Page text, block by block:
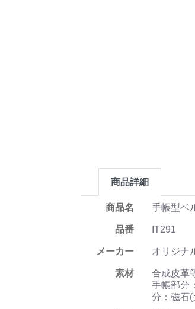
商品詳細
商品名 手帳型ベ
品番 IT291
メーカー オリジナ
素材
合成皮革
手帳部分
分：磁石